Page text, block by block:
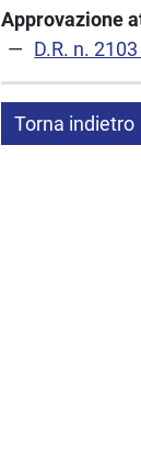
Approvazione
D.R. n.
Torna indietro